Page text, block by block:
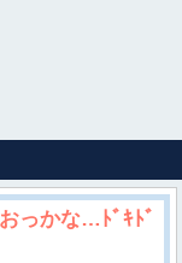
っかな…ﾄﾞｷﾄﾞ